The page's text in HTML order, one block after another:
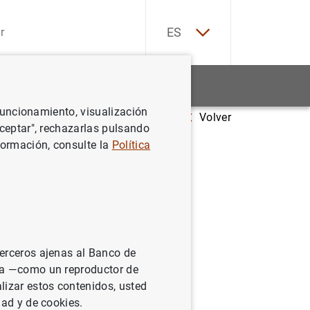
ES
Volver
chances in interstate
odds and show that a key
visualización
rechazarlas pulsando
consulte la Política
ajenas al Banco de
—como un reproductor de
estos contenidos, usted
y de cookies.